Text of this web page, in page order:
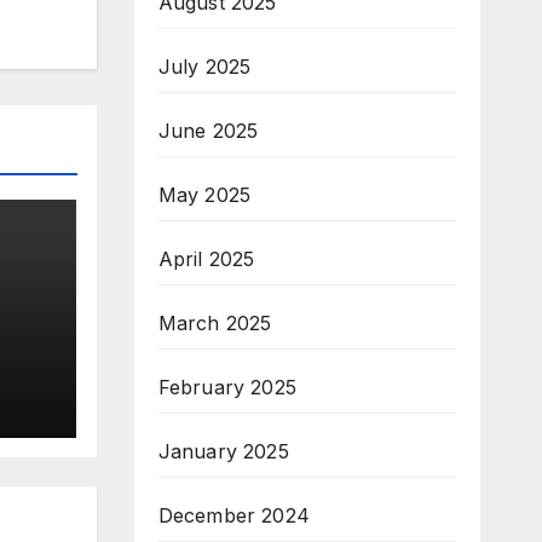
July 2025
June 2025
May 2025
April 2025
March 2025
February 2025
January 2025
December 2024